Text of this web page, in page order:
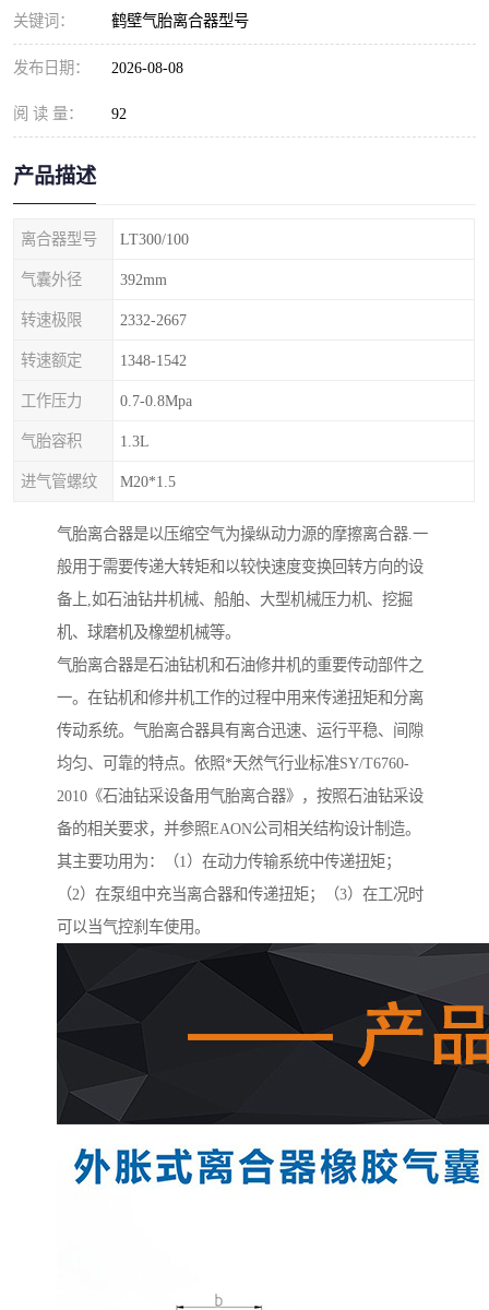
关键词： 鹤壁气胎离合器型号
发布日期： 2026-08-08
阅 读 量： 92
产品描述
离合器型号 LT300/100
气囊外径 392mm
转速极限 2332-2667
转速额定 1348-1542
工作压力 0.7-0.8Mpa
气胎容积 1.3L
进气管螺纹 M20*1.5
气胎离合器是以压缩空气为操纵动力源的摩擦离合器.一
般用于需要传递大转矩和以较快速度变换回转方向的设
备上,如石油钻井机械、船舶、大型机械压力机、挖掘
机、球磨机及橡塑机械等。
气胎离合器是石油钻机和石油修井机的重要传动部件之
一。在钻机和修井机工作的过程中用来传递扭矩和分离
传动系统。气胎离合器具有离合迅速、运行平稳、间隙
均匀、可靠的特点。依照*天然气行业标准SY/T6760-
2010《石油钻采设备用气胎离合器》，按照石油钻采设
备的相关要求，并参照EAON公司相关结构设计制造。
其主要功用为：（1）在动力传输系统中传递扭矩；
（2）在泵组中充当离合器和传递扭矩；（3）在工况时
可以当气控刹车使用。